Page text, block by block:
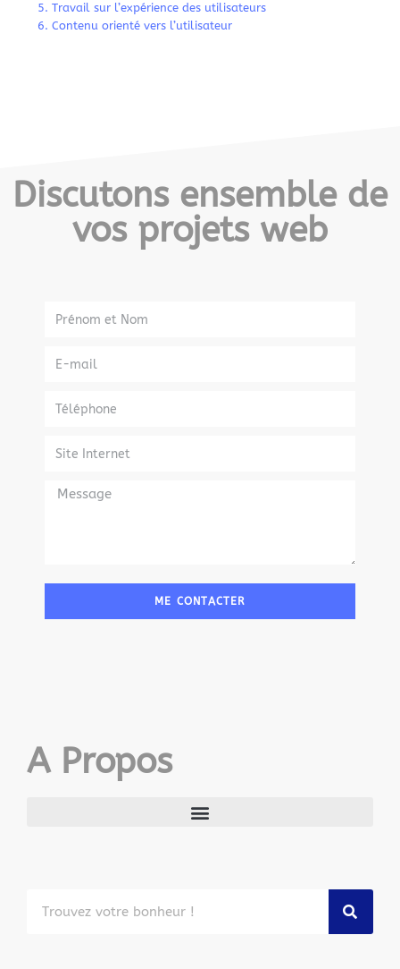
5. Travail sur l’expérience des utilisateurs
6. Contenu orienté vers l’utilisateur
Discutons ensemble de
vos projets web
ME CONTACTER
A Propos